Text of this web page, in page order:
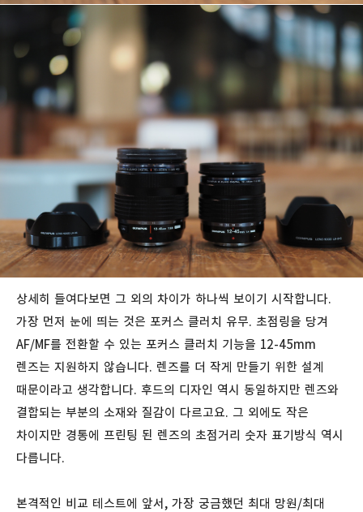
상세히 들여다보면 그 외의 차이가 하나씩 보이기 시작합니다.
가장 먼저 눈에 띄는 것은 포커스 클러치 유무. 초점링을 당겨
AF/MF를 전환할 수 있는 포커스 클러치 기능을 12-45mm
렌즈는 지원하지 않습니다. 렌즈를 더 작게 만들기 위한 설계
때문이라고 생각합니다. 후드의 디자인 역시 동일하지만 렌즈와
결합되는 부분의 소재와 질감이 다르고요. 그 외에도 작은
차이지만 경통에 프린팅 된 렌즈의 초점거리 숫자 표기방식 역시
다릅니다.
본격적인 비교 테스트에 앞서, 가장 궁금했던 최대 망원/최대